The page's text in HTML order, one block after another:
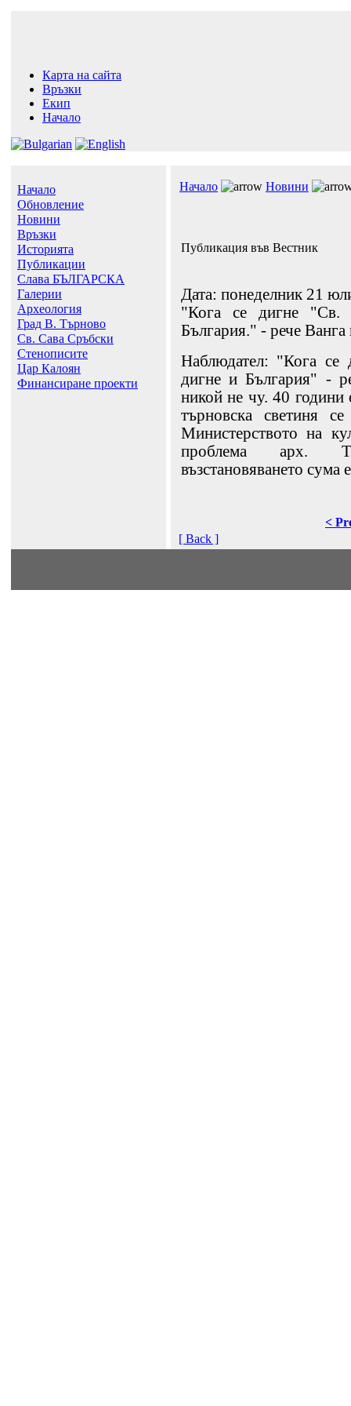
Карта на сайта
Връзки
Екип
Начало
Начало
Обновление
Новини
Връзки
Историята
Публикации
Слава БЪЛГАРСКА
Галерии
Археология
Град В. Търново
Св. Сава Сръбски
Стенописите
Цар Калоян
Финансиране проекти
Начало Новини
Публикация във Вестник
Дата: понеделник 21
"Кога се дигне
България." - рече
Наблюдател: "Кога
дигне и България" -
никой не чу. 40 години
търновска светиня
Министерството на
проблема арх.
възстановяването сума
<
[ Back ]